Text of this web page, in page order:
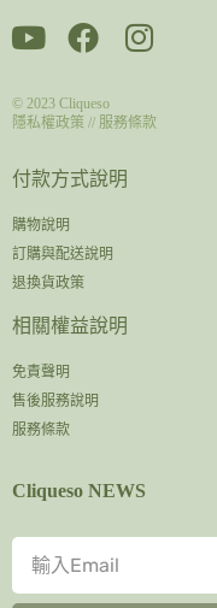
© 2023 Cliqueso
隱私權政策 // 服務條款
付款方式說明
購物說明
訂購與配送說明
退換貨政策
相關權益說明
免責聲明
售後服務說明
服務條款
Cliqueso NEWS